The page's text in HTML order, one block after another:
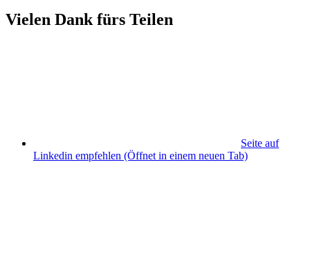
Vielen Dank fürs Teilen
Seite auf
Linkedin empfehlen (Öffnet in einem neuen Tab)